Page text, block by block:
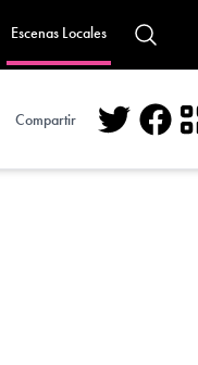
Escenas Locales
Compartir